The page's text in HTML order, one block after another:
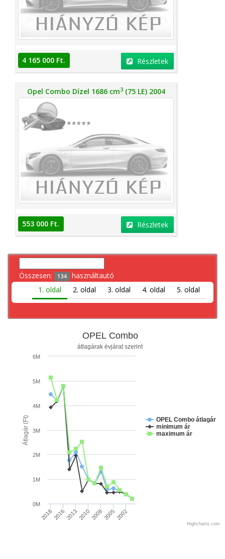
4 165 000 Ft. Részletek
Opel Combo Dízel 1686 cm3(75 LE) 2004
553 000 Ft. Részletek
Összesen: 134 használtautó
1. oldal
2. oldal 3. oldal 4. oldal 5. oldal
Átlagár (Ft)
OPEL Combo
átlagárak évjárat szerint
OPEL Combo átlagár
minimum ár
maximum ár
2018201620132010200820052002
0M
1M
2M
3M
4M
5M
6M
Highcharts.com